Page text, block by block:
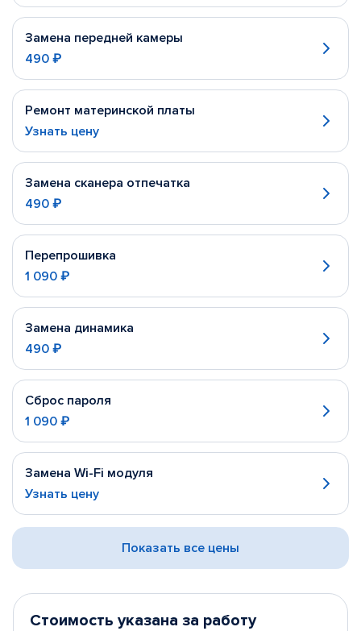
Замена передней камеры
490 ₽
Ремонт материнской платы
Узнать цену
Замена сканера отпечатка
490 ₽
Перепрошивка
1 090 ₽
Замена динамика
490 ₽
Сброс пароля
1 090 ₽
Замена Wi-Fi модуля
Узнать цену
Показать все цены
Стоимость указана за работу